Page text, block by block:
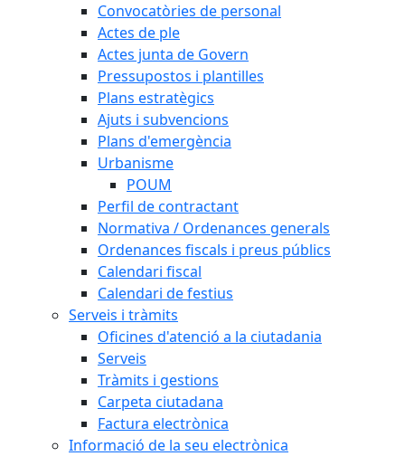
Convocatòries de personal
Actes de ple
Actes junta de Govern
Pressupostos i plantilles
Plans estratègics
Ajuts i subvencions
Plans d'emergència
Urbanisme
POUM
Perfil de contractant
Normativa / Ordenances generals
Ordenances fiscals i preus públics
Calendari fiscal
Calendari de festius
Serveis i tràmits
Oficines d'atenció a la ciutadania
Serveis
Tràmits i gestions
Carpeta ciutadana
Factura electrònica
Informació de la seu electrònica